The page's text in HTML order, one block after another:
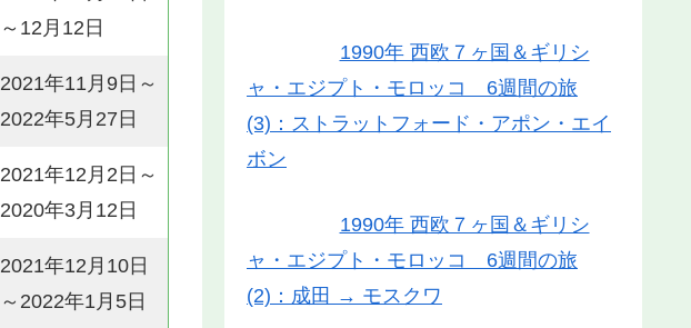
～12月12日
2021年11月9日～
2022年5月27日
2021年12月2日～
2020年3月12日
2021年12月10日
～2022年1月5日
1990年 西欧７ヶ国＆ギリシ
ャ・エジプト・モロッコ 6週間の旅
(3)：ストラットフォード・アポン・エイ
ボン
1990年 西欧７ヶ国＆ギリシ
ャ・エジプト・モロッコ 6週間の旅
(2)：成田 → モスクワ